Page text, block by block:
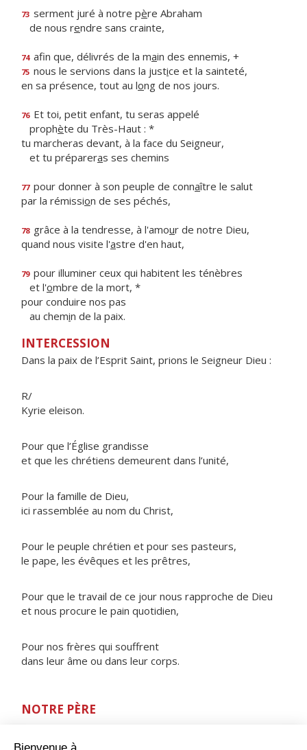
73 serment juré à notre père Abraham
de nous rendre sans crainte,
74 afin que, délivrés de la main des ennemis, +
75 nous le servions dans la justice et la sainteté,
en sa présence, tout au long de nos jours.
76 Et toi, petit enfant, tu seras appelé
prophète du Très-Haut : *
tu marcheras devant, à la face du Seigneur,
et tu prépareras ses chemins
77 pour donner à son peuple de connaître le salut
par la rémission de ses péchés,
78 grâce à la tendresse, à l'amour de notre Dieu,
quand nous visite l'astre d'en haut,
79 pour illuminer ceux qui habitent les ténèbres
et l'ombre de la mort, *
pour conduire nos pas
au chemin de la paix.
INTERCESSION
Dans la paix de l’Esprit Saint, prions le Seigneur Dieu :
R/
Kyrie eleison.
Pour que l’Église grandisse
et que les chrétiens demeurent dans l’unité,
Pour la famille de Dieu,
ici rassemblée au nom du Christ,
Pour le peuple chrétien et pour ses pasteurs,
le pape, les évêques et les prêtres,
Pour que le travail de ce jour nous rapproche de Dieu
et nous procure le pain quotidien,
Pour nos frères qui souffrent
dans leur âme ou dans leur corps.
NOTRE PÈRE